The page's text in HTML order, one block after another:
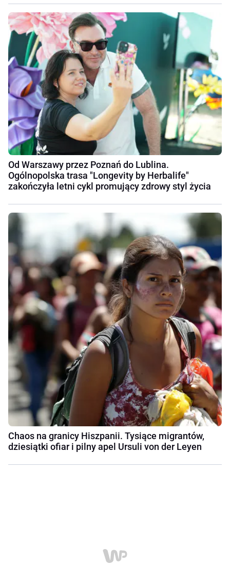
Od Warszawy przez Poznań do Lublina.
Ogólnopolska trasa "Longevity by Herbalife"
zakończyła letni cykl promujący zdrowy styl życia
Chaos na granicy Hiszpanii. Tysiące migrantów,
dziesiątki ofiar i pilny apel Ursuli von der Leyen